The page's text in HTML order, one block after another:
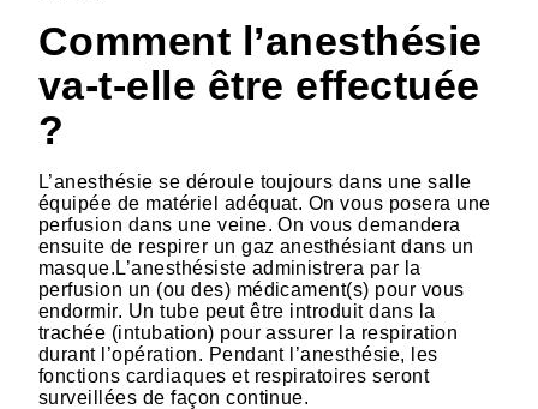
Comment l’anesthésie
va-t-elle être effectuée
?
L’anesthésie se déroule toujours dans une salle
équipée de matériel adéquat. On vous posera une
perfusion dans une veine. On vous demandera
ensuite de respirer un gaz anesthésiant dans un
masque.L’anesthésiste administrera par la
perfusion un (ou des) médicament(s) pour vous
endormir. Un tube peut être introduit dans la
trachée (intubation) pour assurer la respiration
durant l’opération. Pendant l’anesthésie, les
fonctions cardiaques et respiratoires seront
surveillées de façon continue.